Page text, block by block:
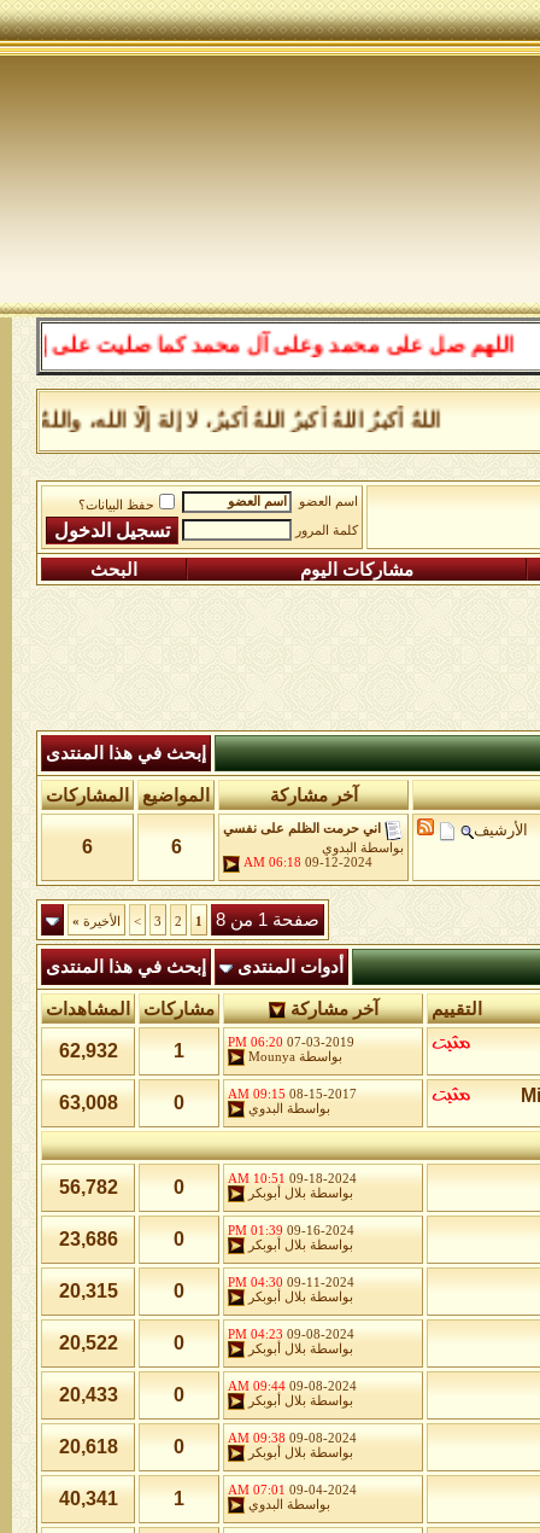
صل على محمد وعلى آل محمد كما صليت على إبراهيم
اللهُ أكبرُ اللهُ أكبرُ اللهُ أكبرُ، لا إلهَ إلَّا الله،
اسم العضو
حفظ البيانات؟
كلمة المرور
مشاركات اليوم البحث
إبحث في هذا المنتدى
آخر مشاركة المواضيع المشاركات
الأرشيف
اني حرمت الظلم على نفسي
بواسطة
البدوي
09-12-2024
06:18 AM
6
6
صفحة 1 من 8 1
2
3
> الأخيرة »
أدوات المنتدى إبحث في هذا المنتدى
التقييم آخر مشاركة مشاركات المشاهدات
07-03-2019
06:20 PM
بواسطة Mounya
1
62,932
08-15-2017
09:15 AM
بواسطة
البدوي 0
63,008
09-18-2024
10:51 AM
بواسطة بلال أبوبكر 0
56,782
09-16-2024
01:39 PM
بواسطة بلال أبوبكر 0
23,686
09-11-2024
04:30 PM
بواسطة بلال أبوبكر 0
20,315
09-08-2024
04:23 PM
بواسطة بلال أبوبكر 0
20,522
09-08-2024
09:44 AM
بواسطة بلال أبوبكر 0
20,433
09-08-2024
09:38 AM
بواسطة بلال أبوبكر 0
20,618
09-04-2024
07:01 AM
بواسطة
البدوي 1
40,341